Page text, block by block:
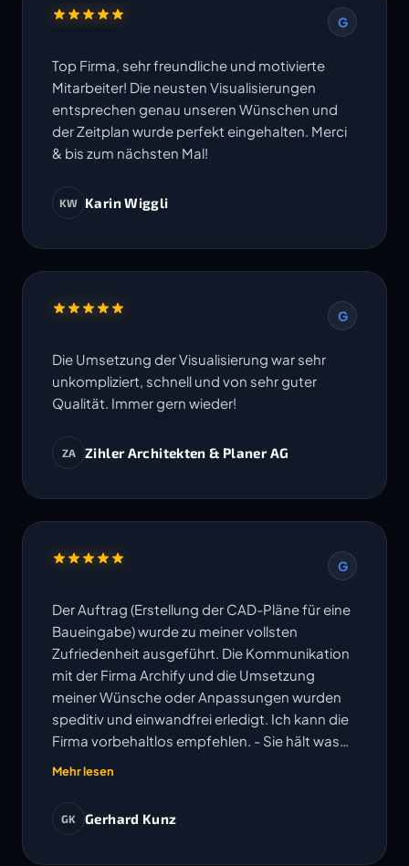
G
Top Firma, sehr freundliche und motivierte
Mitarbeiter! Die neusten Visualisierungen
entsprechen genau unseren Wünschen und
der Zeitplan wurde perfekt eingehalten. Merci
& bis zum nächsten Mal!
KW Karin Wiggli
G
Die Umsetzung der Visualisierung war sehr
unkompliziert, schnell und von sehr guter
Qualität. Immer gern wieder!
ZA Zihler Architekten & Planer AG
G
Der Auftrag (Erstellung der CAD-Pläne für eine
Baueingabe) wurde zu meiner vollsten
Zufriedenheit ausgeführt. Die Kommunikation
mit der Firma Archify und die Umsetzung
meiner Wünsche oder Anpassungen wurden
speditiv und einwandfrei erledigt. Ich kann die
Firma vorbehaltlos empfehlen. - Sie hält was
ihre Website verspricht!
Mehr lesen
GK Gerhard Kunz